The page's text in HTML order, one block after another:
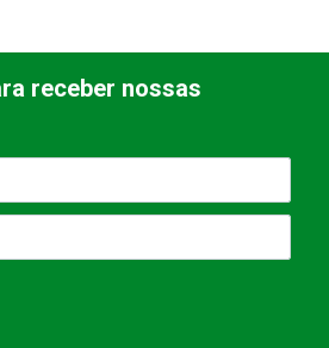
receber nossas